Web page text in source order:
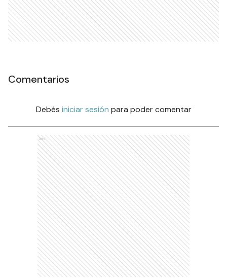
Comentarios
Debés iniciar sesión para poder comentar
Ads